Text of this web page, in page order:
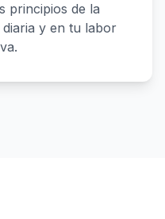
principios de la
y en tu labor